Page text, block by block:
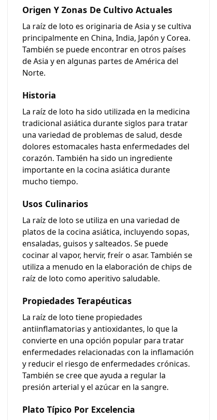
Origen Y Zonas De Cultivo Actuales
La raíz de loto es originaria de Asia y se cultiva
principalmente en China, India, Japón y Corea.
También se puede encontrar en otros países
de Asia y en algunas partes de América del
Norte.
Historia
La raíz de loto ha sido utilizada en la medicina
tradicional asiática durante siglos para tratar
una variedad de problemas de salud, desde
dolores estomacales hasta enfermedades del
corazón. También ha sido un ingrediente
importante en la cocina asiática durante
mucho tiempo.
Usos Culinarios
La raíz de loto se utiliza en una variedad de
platos de la cocina asiática, incluyendo sopas,
ensaladas, guisos y salteados. Se puede
cocinar al vapor, hervir, freír o asar. También se
utiliza a menudo en la elaboración de chips de
raíz de loto como aperitivo saludable.
Propiedades Terapéuticas
La raíz de loto tiene propiedades
antiinflamatorias y antioxidantes, lo que la
convierte en una opción popular para tratar
enfermedades relacionadas con la inflamación
y reducir el riesgo de enfermedades crónicas.
También se cree que ayuda a regular la
presión arterial y el azúcar en la sangre.
Plato Típico Por Excelencia